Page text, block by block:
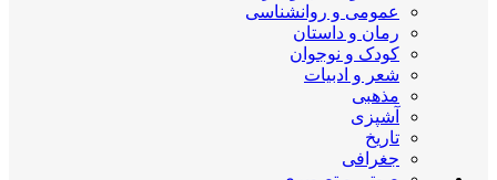
عمومی و روانشناسی
رمان و داستان
کودک و نوجوان
شعر و ادبیات
مذهبی
آشپزی
تاریخ
جغرافی